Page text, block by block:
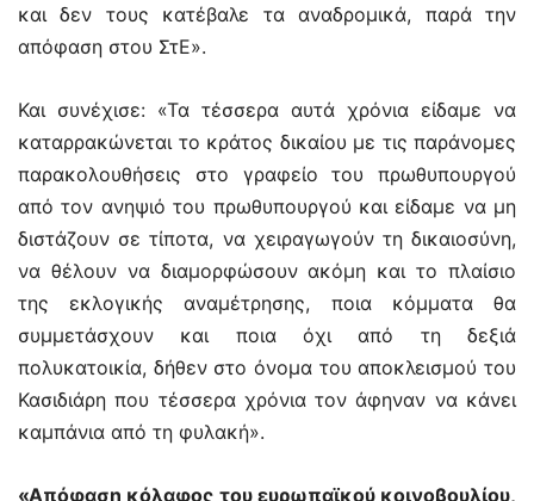
και δεν τους κατέβαλε τα αναδρομικά, παρά την
απόφαση στου ΣτΕ».
Και συνέχισε: «Τα τέσσερα αυτά χρόνια είδαμε να
καταρρακώνεται το κράτος δικαίου με τις παράνομες
παρακολουθήσεις στο γραφείο του πρωθυπουργού
από τον ανηψιό του πρωθυπουργού και είδαμε να μη
διστάζουν σε τίποτα, να χειραγωγούν τη δικαιοσύνη,
να θέλουν να διαμορφώσουν ακόμη και το πλαίσιο
της εκλογικής αναμέτρησης, ποια κόμματα θα
συμμετάσχουν και ποια όχι από τη δεξιά
πολυκατοικία, δήθεν στο όνομα του αποκλεισμού του
Κασιδιάρη που τέσσερα χρόνια τον άφηναν να κάνει
καμπάνια από τη φυλακή».
«Απόφαση κόλαφος του ευρωπαϊκού κοινοβουλίου,